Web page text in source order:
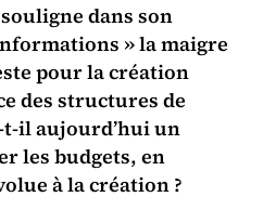
dans son
» la maigre
pour la création
des structures de
il aujourd’hui un
les budgets, en
à la création ?